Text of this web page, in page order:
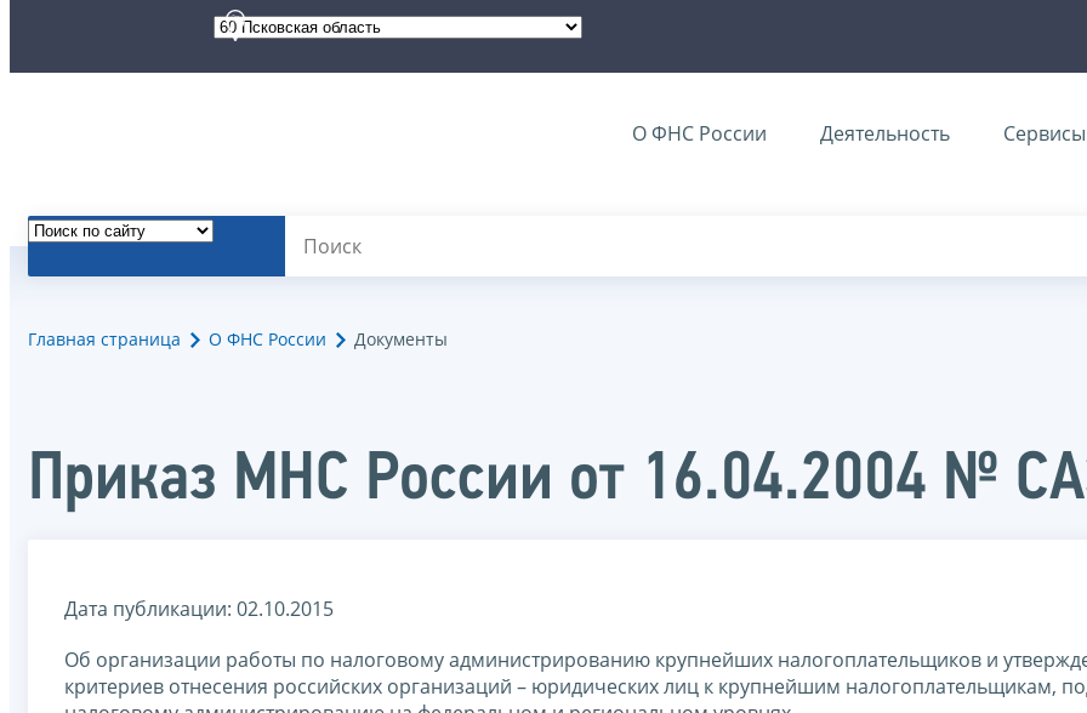
О ФНС России Деятельность Сервисы
Главная страница О ФНС России Документы
Приказ МНС России от 16.04.2004 №
Дата публикации: 02.10.2015
Об организации работы по налоговому администрированию крупнейших налогоплательщиков и
критериев отнесения российских организаций – юридических лиц к крупнейшим налогоплательщикам,